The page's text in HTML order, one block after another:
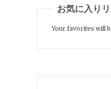
お気に入り
Your favorites will